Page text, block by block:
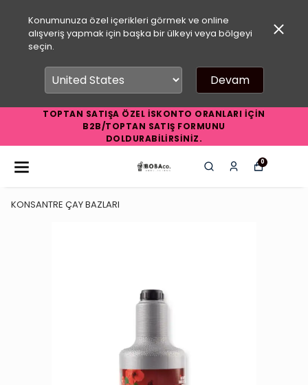
Konumunuza özel içerikleri görmek ve online
alışveriş yapmak için başka bir ülkeyi veya bölgeyi
seçin.
Devam
TOPTAN SATIŞA ÖZEL İSKONTO ORANLARI İÇİN
B2B/TOPTAN SATIŞ FORMUNU
DOLDURABİLİRSİNİZ.
0
KONSANTRE ÇAY BAZLARI